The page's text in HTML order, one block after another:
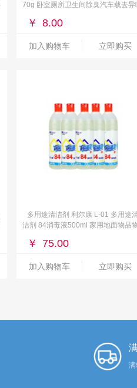
70g 卧室厕所卫生间除臭汽车载去异
￥ 8.00
加入购物车 立即购买
多用途清洁剂 利尔康 L-01 多用途
洁剂 84消毒液500ml 家用地面物品
箱)￥ 75.00
加入购物车 立即购买